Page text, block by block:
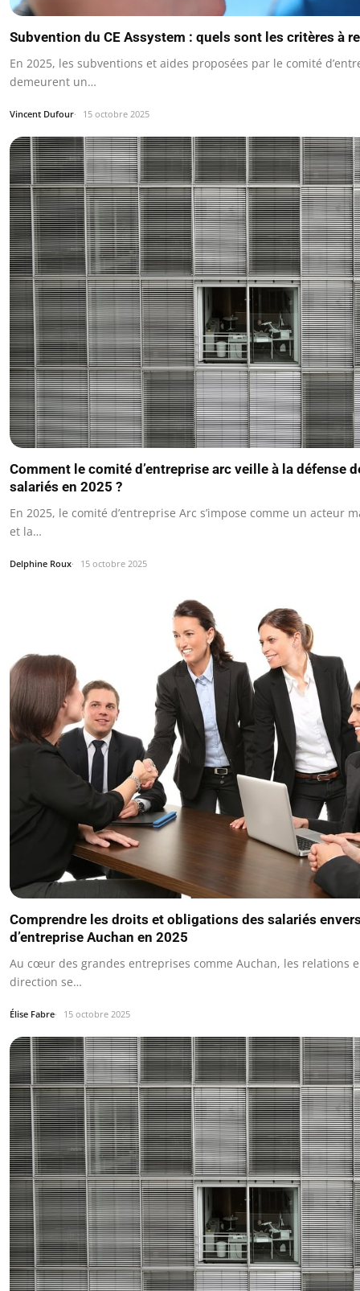
Subvention du CE Assystem : quels sont les critères à
En 2025, les subventions et aides proposées par le comité
demeurent un…
Vincent Dufour 15 octobre 2025
Comment le comité d’entreprise arc veille à la défense
salariés en 2025 ?
En 2025, le comité d’entreprise Arc s’impose comme un acteur
et la…
Delphine Roux 15 octobre 2025
Comprendre les droits et obligations des salariés
d’entreprise Auchan en 2025
Au cœur des grandes entreprises comme Auchan, les relations
direction se…
Élise Fabre 15 octobre 2025